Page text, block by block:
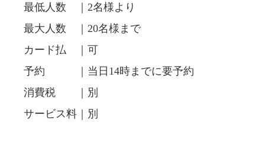
最低人数 ｜2名様より
最大人数 ｜20名様まで
カード払 ｜可
予約 ｜当日14時までに要予約
消費税 ｜別
サービス料｜別